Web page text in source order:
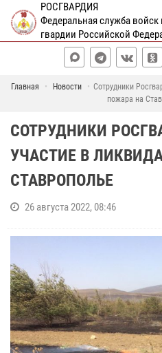
РОСГВАРДИЯ
Федеральная служба
гвардии Российской
Главная Новости
Сотрудники
пожара на
СОТРУДНИКИ
УЧАСТИЕ В
СТАВРОПОЛЬЕ
26 августа 2022, 08:46